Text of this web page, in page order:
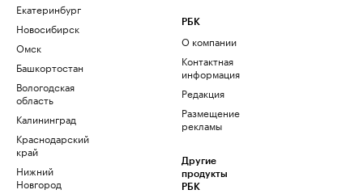
Екатеринбург
Новосибирск
Омск
Башкортостан
Вологодская
область
Калининград
Краснодарский
край
Нижний
Новгород
РБК
О компании
Контактная
информация
Редакция
Размещение
рекламы
Другие
продукты
РБК